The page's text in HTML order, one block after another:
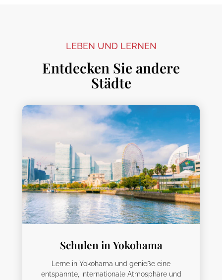
LEBEN UND LERNEN
Entdecken Sie andere
Städte
Schulen in Yokohama
Lerne in Yokohama und genieße eine
entspannte, internationale Atmosphäre und